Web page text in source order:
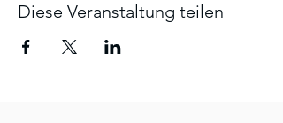
Diese Veranstaltung teilen